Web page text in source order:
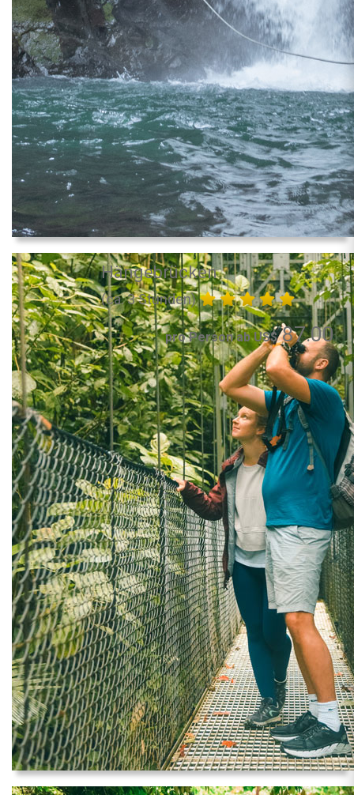
Hängebrücken
(ca. 3 Stunden)
pro Person ab US$87.00